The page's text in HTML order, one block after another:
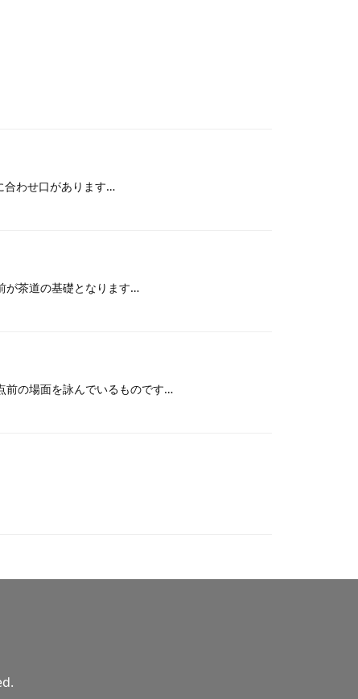
合わせ口があります…
が茶道の基礎となります…
前の場面を詠んでいるものです…